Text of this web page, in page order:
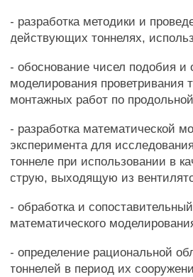
- разработка методики и
действующих тоннелях,
- обоснование чисел подобия
моделирования проветривания
монтажных работ по
- разработка математической
эксперимента для
тоннеле при использовании в
струю, выходящую из
- обработка и
математического
- определение рациональной
тоннелей в период их